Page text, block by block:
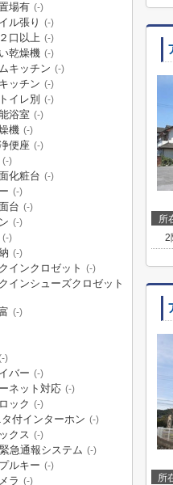
所
2
所
場有 (-)
ル張り (-)
口以上 (-)
乾燥機 (-)
キッチン (-)
ッチン (-)
イレ別 (-)
浴室 (-)
機 (-)
便座 (-)
(-)
化粧台 (-)
(-)
台 (-)
(-)
(-)
(-)
インクロゼット (-)
インシューズクロゼット
(-)
)
バー (-)
ネット対応 (-)
ック (-)
付インターホン (-)
クス (-)
急通報システム (-)
ルキー (-)
ラ (-)